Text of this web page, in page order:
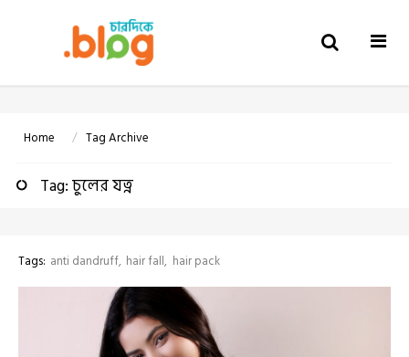
Home Tag Archive
Tag: চুলের যত্ন
Tags: anti dandruff hair fall hair pack